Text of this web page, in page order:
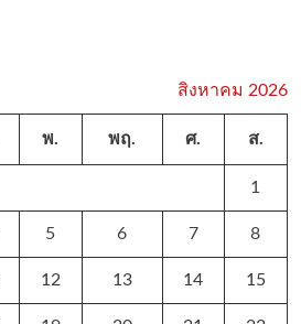
สิงหาคม 2026
พ. พฤ. ศ. ส.
1
5 6 7 8
12 13 14 15